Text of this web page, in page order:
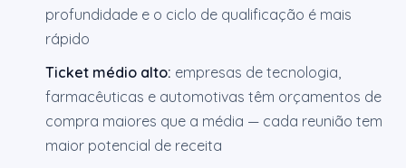
profundidade e o ciclo de qualificação é mais
rápido
Ticket médio alto: empresas de tecnologia,
farmacêuticas e automotivas têm orçamentos de
compra maiores que a média — cada reunião tem
maior potencial de receita